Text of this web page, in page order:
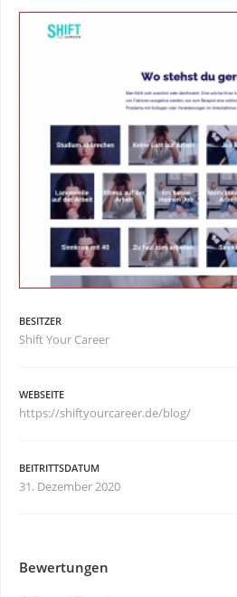
BESITZER
Shift Your Career
WEBSEITE
https://shiftyourcareer.de/blog/
BEITRITTSDATUM
31. Dezember 2020
Bewertungen